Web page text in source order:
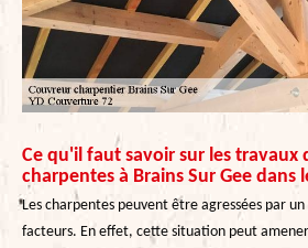
Ce qu'il faut savoir sur les travaux
charpentes à Brains Sur Gee dans
Les charpentes peuvent être agressées par
facteurs. En effet, cette situation peut